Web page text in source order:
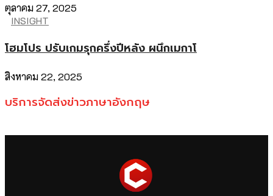
ตุลาคม 27, 2025
INSIGHT
โฮมโปร ปรับเกมรุกครึ่งปีหลัง ผนึกเมกาโ
สิงหาคม 22, 2025
บริการจัดส่งข่าวภาษาอังกฤษ